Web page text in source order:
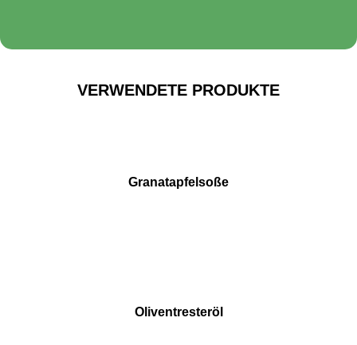
VERWENDETE PRODUKTE
Granatapfelsoße
Oliventresteröl